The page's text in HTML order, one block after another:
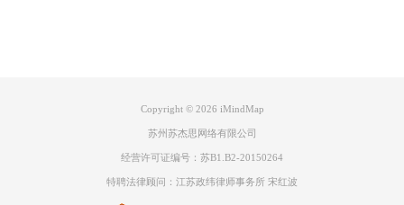
Copyright © 2026 iMindMap
苏州苏杰思网络有限公司
经营许可证编号：苏B1.B2-20150264
特聘法律顾问：江苏政纬律师事务所 宋红波